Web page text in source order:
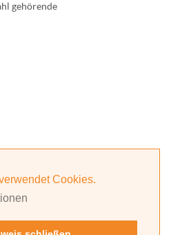
Cookies.
gehörende